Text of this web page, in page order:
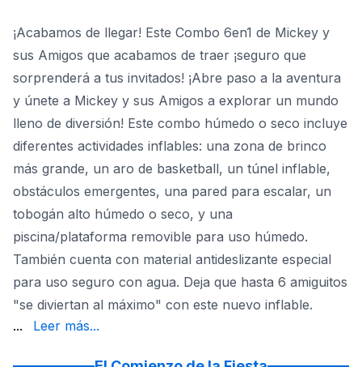
¡Acabamos de llegar! Este Combo 6en1 de Mickey y
sus Amigos que acabamos de traer ¡seguro que
sorprenderá a tus invitados! ¡Abre paso a la aventura
y únete a Mickey y sus Amigos a explorar un mundo
lleno de diversión! Este combo húmedo o seco incluye
diferentes actividades inflables: una zona de brinco
más grande, un aro de basketball, un túnel inflable,
obstáculos emergentes, una pared para escalar, un
tobogán alto húmedo o seco, y una
piscina/plataforma removible para uso húmedo.
También cuenta con material antideslizante especial
para uso seguro con agua. Deja que hasta 6 amiguitos
"se diviertan al máximo" con este nuevo inflable.
de entrada/salida más segura y salida de emergencia.
... Leer más...